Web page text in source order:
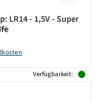
LR14 - 1,5V - Super
Verfügbarkeit: